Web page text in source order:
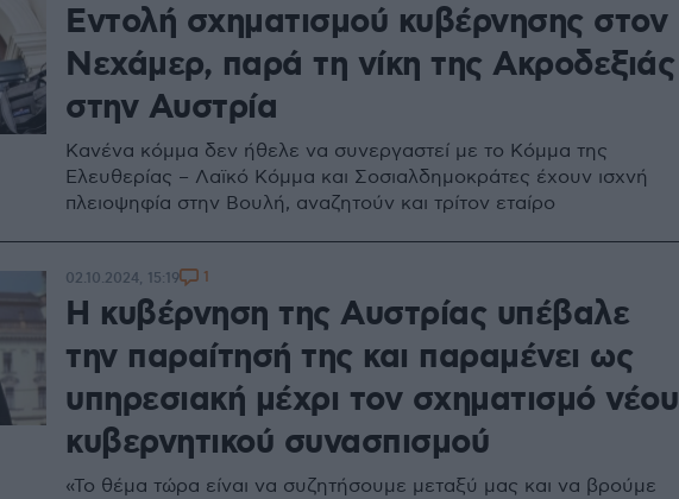
Εντολή σχηματισμού κυβέρνησης στον
Νεχάμερ, παρά τη νίκη της Ακροδεξιάς
στην Αυστρία
Κανένα κόμμα δεν ήθελε να συνεργαστεί με το Κόμμα της
Ελευθερίας – Λαϊκό Κόμμα και Σοσιαλδημοκράτες έχουν ισχνή
πλειοψηφία στην Βουλή, αναζητούν και τρίτον εταίρο
Η κυβέρνηση της Αυστρίας υπέβαλε
την παραίτησή της και παραμένει ως
υπηρεσιακή μέχρι τον σχηματισμό νέου
κυβερνητικού συνασπισμού
«Το θέμα τώρα είναι να συζητήσουμε μεταξύ μας και να βρούμε
02.10.2024, 15:19 1